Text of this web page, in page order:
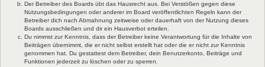
Der Betreiber des Boards übt das Hausrecht aus. Bei Verstößen gegen diese
Nutzungsbedingungen oder anderer im Board veröffentlichten Regeln kann der
Betreiber dich nach Abmahnung zeitweise oder dauerhaft von der Nutzung dieses
Boards ausschließen und dir ein Hausverbot erteilen.
Du nimmst zur Kenntnis, dass der Betreiber keine Verantwortung für die Inhalte von
Beiträgen übernimmt, die er nicht selbst erstellt hat oder die er nicht zur Kenntnis
genommen hat. Du gestattest dem Betreiber, dein Benutzerkonto, Beiträge und
Funktionen jederzeit zu löschen oder zu sperren.